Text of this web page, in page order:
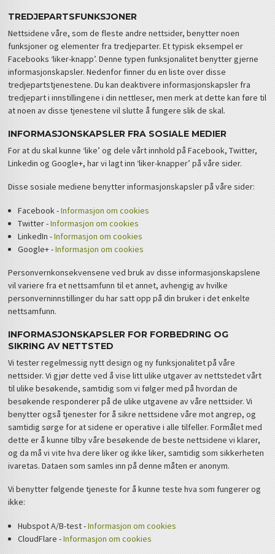
TREDJEPARTSFUNKSJONER
Nettsidene våre, som de fleste andre nettsider, benytter noen
funksjoner og elementer fra tredjeparter. Et typisk eksempel er
Facebooks ‘liker-knapp’. Denne typen funksjonalitet benytter gjerne
informasjonskapsler. Nedenfor finner du en liste over disse
tredjepartstjenestene. Du kan deaktivere informasjonskapsler fra
tredjepart i innstillingene i din nettleser, men merk at dette kan føre til
at noen av disse tjenestene vil slutte å fungere slik de skal.
INFORMASJONSKAPSLER FRA SOSIALE MEDIER
For at du skal kunne ‘like’ og dele vårt innhold på Facebook, Twitter,
Linkedin og Google+, har vi lagt inn ‘liker-knapper’ på våre sider.
Disse sosiale mediene benytter informasjonskapsler på våre sider:
Facebook -Informasjon om cookies
Twitter -Informasjon om cookies
LinkedIn -Informasjon om cookies
Google+ -Informasjon om cookies
Personvernkonsekvensene ved bruk av disse informasjonskapslene
vil variere fra et nettsamfunn til et annet, avhengig av hvilke
personverninnstillinger du har satt opp på din bruker i det enkelte
nettsamfunn.
INFORMASJONSKAPSLER FOR FORBEDRING OG
SIKRING AV NETTSTED
Vi tester regelmessig nytt design og ny funksjonalitet på våre
nettsider. Vi gjør dette ved å vise litt ulike utgaver av nettstedet vårt
til ulike besøkende, samtidig som vi følger med på hvordan de
besøkende responderer på de ulike utgavene av våre nettsider. Vi
benytter også tjenester for å sikre nettsidene våre mot angrep, og
samtidig sørge for at sidene er operative i alle tilfeller. Formålet med
dette er å kunne tilby våre besøkende de beste nettsidene vi klarer,
og da må vi vite hva dere liker og ikke liker, samtidig som sikkerheten
ivaretas. Dataen som samles inn på denne måten er anonym.
Vi benytter følgende tjeneste for å kunne teste hva som fungerer og
ikke:
Hubspot A/B-test -Informasjon om cookies
CloudFlare -Informasjon om cookies